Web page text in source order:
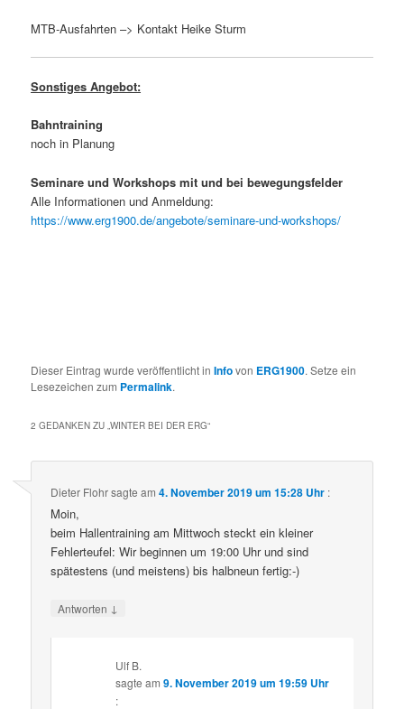
MTB-Ausfahrten –> Kontakt Heike Sturm
Sonstiges Angebot:
Bahntraining
noch in Planung
Seminare und Workshops mit und bei bewegungsfelder
Alle Informationen und Anmeldung:
https://www.erg1900.de/angebote/seminare-und-workshops/
Dieser Eintrag wurde veröffentlicht inInfovon ERG1900. Setze ein
Lesezeichen zum Permalink.
2 GEDANKEN ZU „WINTER BEI DER ERG“
Dieter Flohrsagte am4. November 2019 um 15:28 Uhr :
Moin,
beim Hallentraining am Mittwoch steckt ein kleiner
Fehlerteufel: Wir beginnen um 19:00 Uhr und sind
spätestens (und meistens) bis halbneun fertig:-)
Antworten ↓
Ulf B.
sagte am9. November 2019 um 19:59 Uhr
: